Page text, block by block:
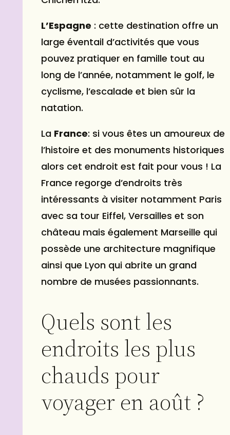
L’Espagne : cette destination offre un
large éventail d’activités que vous
pouvez pratiquer en famille tout au
long de l’année, notamment le golf, le
cyclisme, l’escalade et bien sûr la
natation.
La France: si vous êtes un amoureux de
l’histoire et des monuments historiques
alors cet endroit est fait pour vous ! La
France regorge d’endroits très
intéressants à visiter notamment Paris
avec sa tour Eiffel, Versailles et son
château mais également Marseille qui
possède une architecture magnifique
ainsi que Lyon qui abrite un grand
nombre de musées passionnants.
Quels sont les
endroits les plus
chauds pour
voyager en août ?